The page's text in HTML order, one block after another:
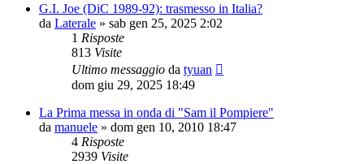
G.I. Joe (DiC 1989-92): trasmesso in Italia?
da Laterale » sab gen 25, 2025 2:02
1 Risposte
813 Visite
Ultimo messaggio da tyuan
dom giu 29, 2025 18:49
La Prima messa in onda di "Sam il Pompiere"
da manuele » dom gen 10, 2010 18:47
4 Risposte
2939 Visite